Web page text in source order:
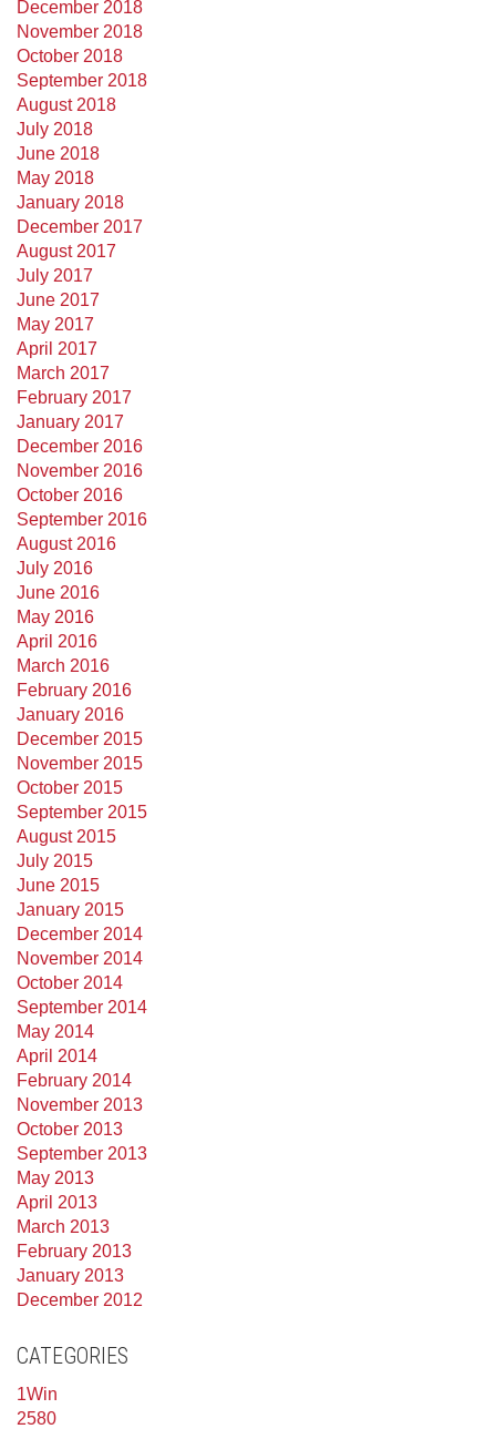
December 2018
November 2018
October 2018
September 2018
August 2018
July 2018
June 2018
May 2018
January 2018
December 2017
August 2017
July 2017
June 2017
May 2017
April 2017
March 2017
February 2017
January 2017
December 2016
November 2016
October 2016
September 2016
August 2016
July 2016
June 2016
May 2016
April 2016
March 2016
February 2016
January 2016
December 2015
November 2015
October 2015
September 2015
August 2015
July 2015
June 2015
January 2015
December 2014
November 2014
October 2014
September 2014
May 2014
April 2014
February 2014
November 2013
October 2013
September 2013
May 2013
April 2013
March 2013
February 2013
January 2013
December 2012
CATEGORIES
1Win
2580